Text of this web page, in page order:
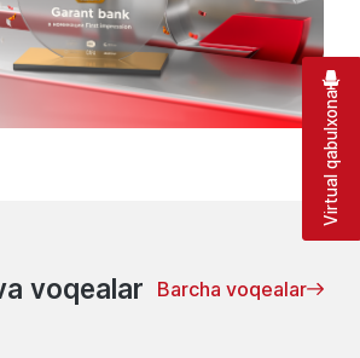
voqealar Barcha voqealar
Virtual qabulxona